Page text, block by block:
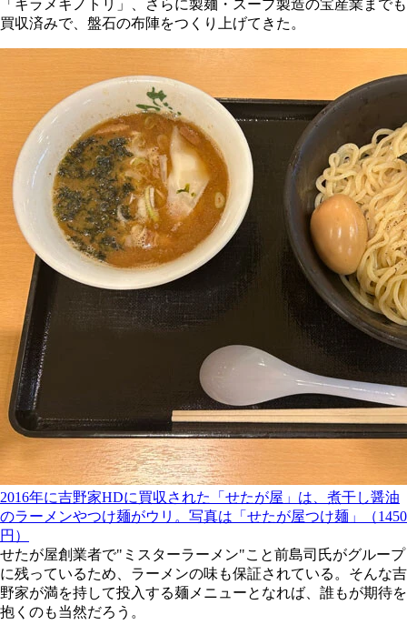
「キラメキノトリ」、さらに製麺・スープ製造の宝産業までも
買収済みで、盤石の布陣をつくり上げてきた。
2016年に吉野家HDに買収された「せたが屋」は、煮干し醤油
のラーメンやつけ麺がウリ。写真は「せたが屋つけ麺」（1450
円）
せたが屋創業者で"ミスターラーメン"こと前島司氏がグループ
に残っているため、ラーメンの味も保証されている。そんな吉
野家が満を持して投入する麺メニューとなれば、誰もが期待を
抱くのも当然だろう。